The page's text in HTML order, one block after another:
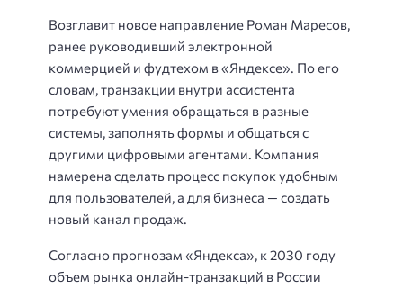
Возглавит новое направление Роман Маресов,
ранее руководивший электронной
коммерцией и фудтехом в «Яндексе». По его
словам, транзакции внутри ассистента
потребуют умения обращаться в разные
системы, заполнять формы и общаться с
другими цифровыми агентами. Компания
намерена сделать процесс покупок удобным
для пользователей, а для бизнеса — создать
новый канал продаж.
Согласно прогнозам «Яндекса», к 2030 году
объем рынка онлайн-транзакций в России